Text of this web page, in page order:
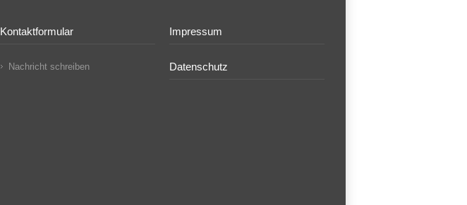
Kontaktformular
Nachricht schreiben
Impressum
Datenschutz